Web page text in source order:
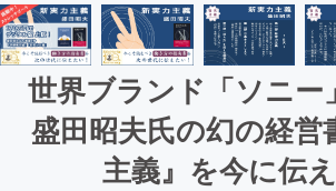
世界ブランド「ソニー
盛田昭夫氏の幻の経営
主義』を今に伝